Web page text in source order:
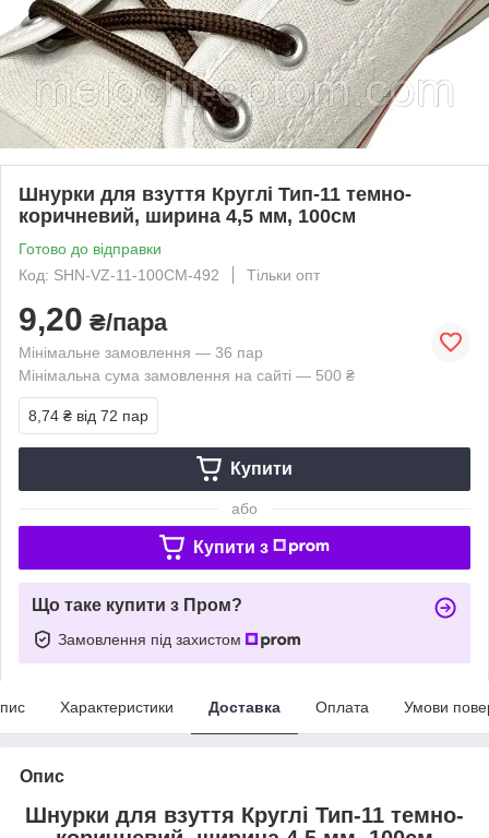
Шнурки для взуття Круглі Тип-11 темно-
коричневий, ширина 4,5 мм, 100см
Готово до відправки
Код: SHN-VZ-11-100CM-492
Тільки опт
9,20 ₴/пара
Мінімальне замовлення — 36 пар
Мінімальна сума замовлення на сайті — 500 ₴
8,74 ₴ від 72 пар
Купити
або
Купити з
Що таке купити з Пром?
Замовлення під захистом
Характеристики Доставка Оплата Умови
Опис
Шнурки для взуття Круглі Тип-11 темно-